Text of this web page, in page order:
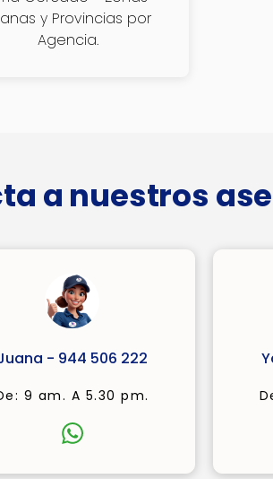
y Provincias por
Agencia.
a nuestros
- 944 506 222
9 am. A 5.30 pm.